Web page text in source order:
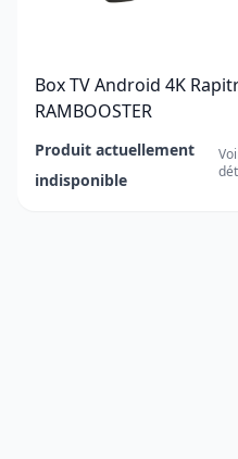
Box TV Android 4K
RAMBOOSTER
Produit actuellement
indisponible